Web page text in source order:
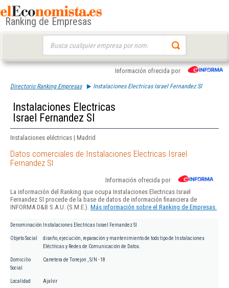
Ranking de Empresas
Información ofrecida por
Directorio Ranking Empresas Instalaciones Electricas Israel Fernandez Sl
Instalaciones Electricas
Israel Fernandez Sl
Instalaciones eléctricas | Madrid
Datos comerciales de Instalaciones Electricas Israel
Fernandez Sl
Información ofrecida por
La información del Ranking que ocupa Instalaciones Electricas Israel
Fernandez Sl procede de la base de datos de información financiera de
INFORMA D&B S.A.U. (S.M.E.). Más información sobre el Ranking de Empresas.
Denominación Instalaciones Electricas Israel Fernandez Sl
Objeto Social
diseño, ejecución, reparación y mantenimiento de todo tipo de Instalaciones
Eléctricas y Redes de Comunicación de Datos.
Domicilio
Social
Carretera de Torrejon , S/N - 18
Localidad Ajalvir